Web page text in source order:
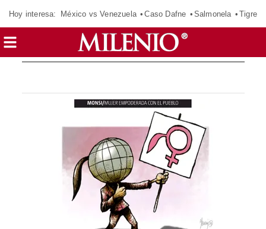
Hoy interesa: México vs Venezuela Caso Dafne Salmonela Tigres